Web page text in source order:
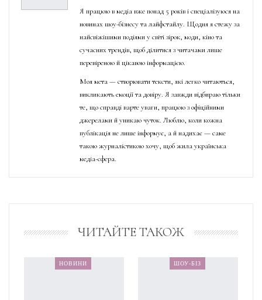
Я працюю в медіа вже понад 5 років і спеціалізуюся на
новинах шоу-бізнесу та лайфстайлу. Щодня я стежу за
найсвіжішими подіями у світі зірок, моди, кіно та
сучасних трендів, щоб ділитися з читачами лише
перевіреною й цікавою інформацією.
Моя мета — створювати тексти, які легко читаються,
викликають емоції та довіру. Я завжди відбираю тільки
те, що справді варте уваги, працюю з офіційними
джерелами й уникаю чуток. Люблю, коли кожна
публікація не лише інформує, а й надихає — саме
такою журналістикою хочу, щоб жила українська
медіа-сфера.
ЧИТАЙТЕ ТАКОЖ
НОВИНИ ШОУ-БІЗ